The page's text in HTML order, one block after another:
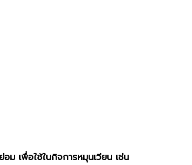
เพื่อใช้ในกิจการหมุนเวียน เช่น